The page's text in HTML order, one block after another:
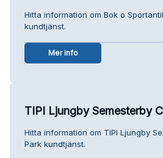
Hitta information om Bok o
kundtjänst.
Mer info
TIPI Ljungby Semesterby
Hitta information om TIPI Ljungby
Park kundtjänst.